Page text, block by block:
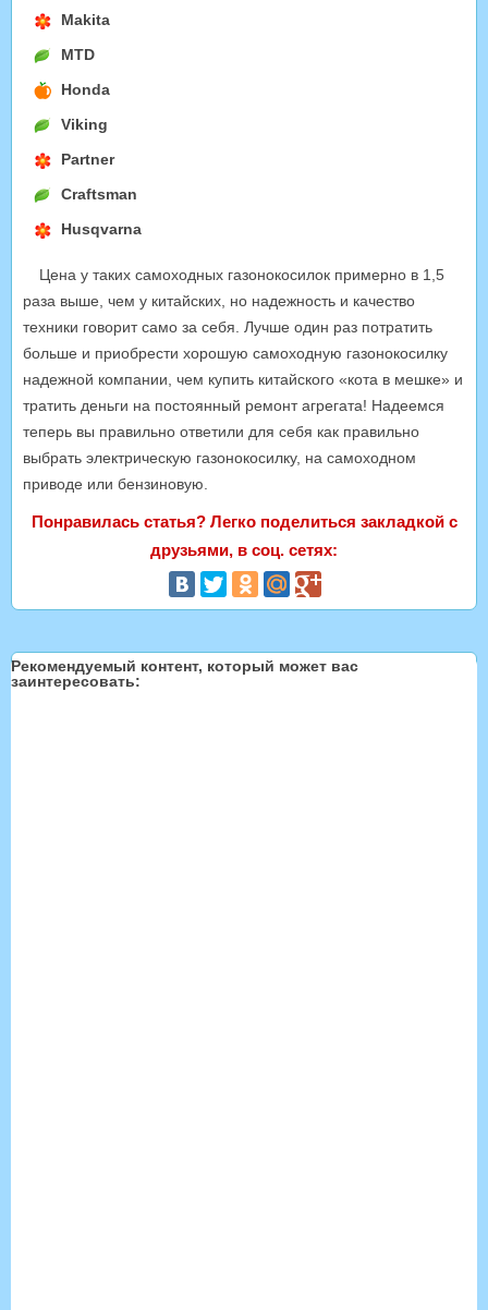
Makita
MTD
Honda
Viking
Partner
Craftsman
Husqvarna
Цена у таких самоходных газонокосилок примерно в 1,5
раза выше, чем у китайских, но надежность и качество
техники говорит само за себя. Лучше один раз потратить
больше и приобрести хорошую самоходную газонокосилку
надежной компании, чем купить китайского «кота в мешке» и
тратить деньги на постоянный ремонт агрегата! Надеемся
теперь вы правильно ответили для себя как правильно
выбрать электрическую газонокосилку, на самоходном
приводе или бензиновую.
Понравилась статья? Легко поделиться закладкой с
друзьями, в соц. сетях:
Рекомендуемый контент, который может вас
заинтересовать: